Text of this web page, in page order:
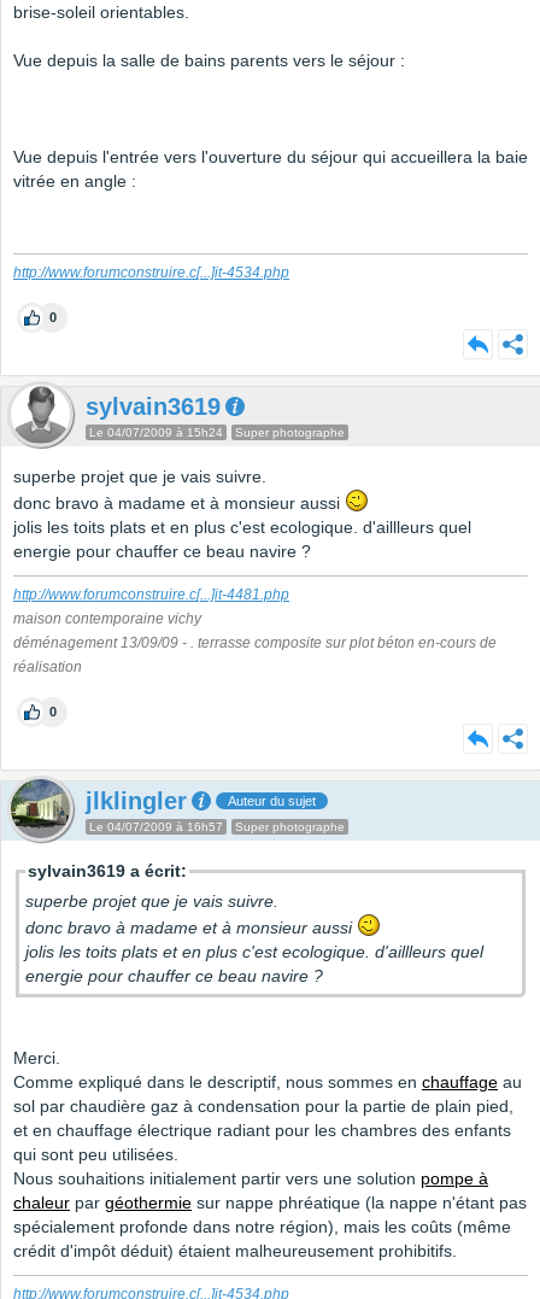
brise-soleil orientables.
Vue depuis la salle de bains parents vers le séjour :
Vue depuis l'entrée vers l'ouverture du séjour qui accueillera la baie
vitrée en angle :
http://www.forumconstruire.c[...]it-4534.php
0
sylvain3619
Le 04/07/2009 à 15h24 Super photographe
superbe projet que je vais suivre.
donc bravo à madame et à monsieur aussi
jolis les toits plats et en plus c'est ecologique. d'aillleurs quel
energie pour chauffer ce beau navire ?
http://www.forumconstruire.c[...]it-4481.php
maison contemporaine vichy
déménagement 13/09/09 - . terrasse composite sur plot béton en-cours de
réalisation
0
jlklingler Auteur du sujet
Le 04/07/2009 à 16h57 Super photographe
sylvain3619 a écrit:
superbe projet que je vais suivre.
donc bravo à madame et à monsieur aussi
jolis les toits plats et en plus c'est ecologique. d'aillleurs quel
energie pour chauffer ce beau navire ?
Merci.
Comme expliqué dans le descriptif, nous sommes en chauffage au
sol par chaudière gaz à condensation pour la partie de plain pied,
et en chauffage électrique radiant pour les chambres des enfants
qui sont peu utilisées.
Nous souhaitions initialement partir vers une solution pompe à
chaleur par géothermie sur nappe phréatique (la nappe n'étant pas
spécialement profonde dans notre région), mais les coûts (même
crédit d'impôt déduit) étaient malheureusement prohibitifs.
http://www.forumconstruire.c[...]it-4534.php